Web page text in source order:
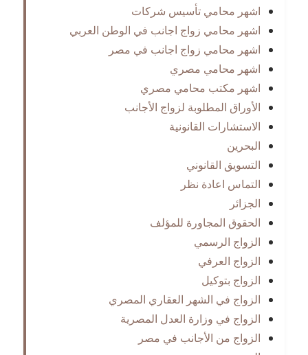
اشهر محامي تأسيس شركات
اشهر محامي زواج اجانب في الوطن العربي
اشهر محامي زواج اجانب في مصر
اشهر محامي مصري
اشهر مكتب محامي مصري
الأوراق المطلوبة لزواج الأجانب
الاستشارات القانونية
البحرين
التسويق القانوني
التماس اعادة نظر
الجزائر
الحقوق المجاورة للمؤلف
الزواج الرسمي
الزواج العرفي
الزواج بتوكيل
الزواج في الشهر العقاري المصري
الزواج في وزارة العدل المصرية
الزواج من الأجانب في مصر